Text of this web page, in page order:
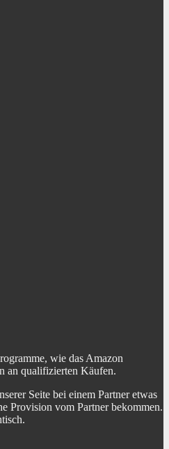
wie das Amazon
an qualifizierten Käufen.
Seite bei einem Partner etwas
Provision vom Partner bekommen.